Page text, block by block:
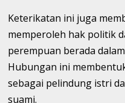
Keterikatan ini juga
memperoleh hak politik
perempuan berada
Hubungan ini
sebagai pelindung istri
suami.